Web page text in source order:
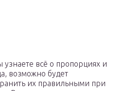
узнаете всё о пропорциях и
возможно будет
их правильными при